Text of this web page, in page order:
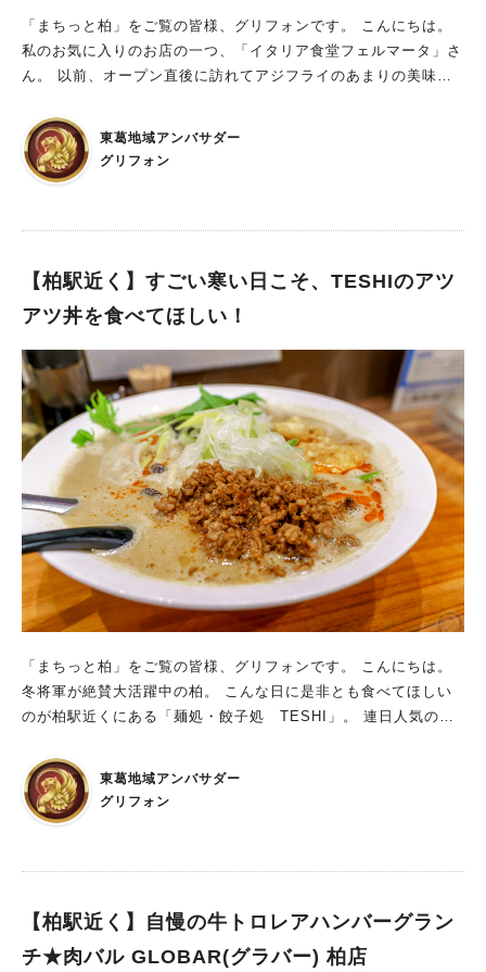
「まちっと柏」をご覧の皆様、グリフォンです。 こんにちは。
私のお気に入りのお店の一つ、「イタリア食堂フェルマータ」さ
ん。 以前、オープン直後に訪れてアジフライのあまりの美味し
ーの一つで、入荷した直後はそれ目当てのお客さんが来るほど！
そんなフェルマータさんで最近よくランチに出てくるメニューが
あります。 それが今回紹介する「本マグロヒレ肉の直火焼きグ
東葛地域アンバサダー
グリフォン
【柏駅近く】すごい寒い日こそ、TESHIのアツ
アツ丼を食べてほしい！
「まちっと柏」をご覧の皆様、グリフォンです。 こんにちは。
冬将軍が絶賛大活躍中の柏。 こんな日に是非とも食べてほしい
のが柏駅近くにある「麺処・餃子処 TESHI」。 連日人気のお
移転して今年でもう６年。 ボリューミーで餃子やラーメンを含
め何でも美味しいところです。
東葛地域アンバサダー
グリフォン
【柏駅近く】自慢の牛トロレアハンバーグラン
チ★肉バル GLOBAR(グラバー) 柏店